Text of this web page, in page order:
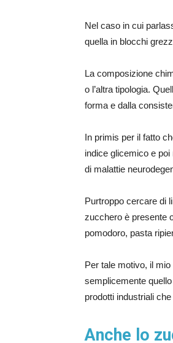
Nel caso in cui
quella in blocchi
La composizione
o l’altra tipologia.
forma e dalla
In primis per il fatto
indice glicemico e
di malattie
Purtroppo cercare di
zucchero è presente
pomodoro, pasta
Per tale motivo, il
semplicemente
prodotti industriali
Anche lo